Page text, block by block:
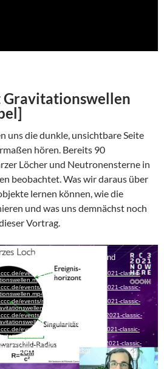
uns die dunkle, unsichtbare Seite
hören. Bereits 90
Löcher und Neutronensterne in
beobachtet. Was wir daraus über
lernen können, wie die
und was uns demnächst noch
Vortrag.